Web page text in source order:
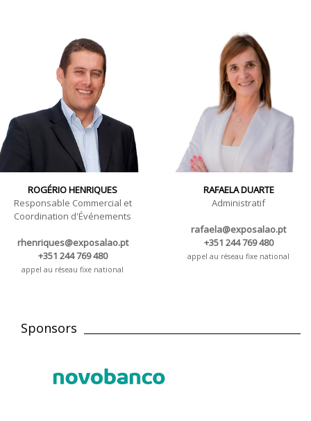
ROGÉRIO HENRIQUES
Responsable Commercial et
Coordination d'Événements
rhenriques@exposalao.pt
+351 244 769 480
appel au réseau fixe national
RAFAELA DUARTE
Administratif
rafaela@exposalao.pt
+351 244 769 480
appel au réseau fixe national
Sponsors